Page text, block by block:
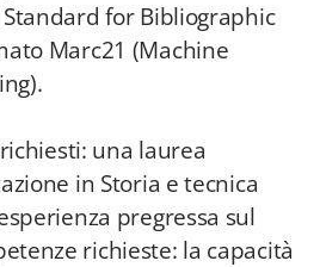
for Bibliographic
Marc21 (Machine
una laurea
in Storia e tecnica
pregressa sul
richieste: la capacità